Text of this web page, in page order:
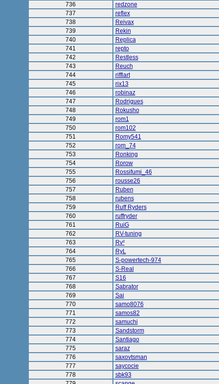
736
redzone
737
reflex
738
Reivax
739
Rekin
740
Replica
741
repto
742
Restless
743
Reuch
744
rifflart
745
rix13
746
robinaz
747
Rodrigues
748
Rokusho
749
rom1
750
rom102
751
Romy541
752
rom_74
753
Ronking
754
Rorow
755
Rossifumi_46
756
rousse26
757
Ruben
758
rubens
759
Ruff Ryders
760
ruffryder
761
RuiG
762
RV-tuning
763
Rv²
764
RyL
765
S-powertech-974
766
S-Real
767
S16
768
Sabrator
769
Sai
770
samo8076
771
samos82
772
samuchi
773
Sandstorm
774
Santiago
775
saraz
776
saxovtsman
777
saycocie
778
sbk93